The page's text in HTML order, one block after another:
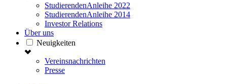
StudierendenAnleihe 2022
StudierendenAnleihe 2014
Investor Relations
Über uns
Neuigkeiten
Vereinsnachrichten
Presse